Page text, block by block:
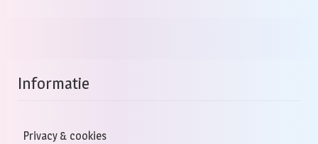
Informatie
Privacy & cookies